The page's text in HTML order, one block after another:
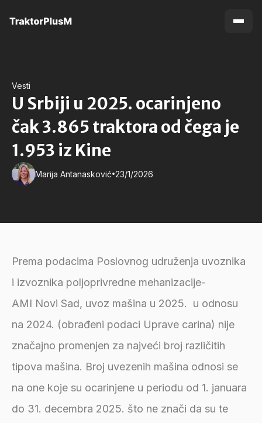
Vesti
U Srbiji u 2025. ocarinjeno
čak 3.865 traktora od čega je
1.953 iz Kine
Marija Antanasković•23/1/2026
Prema podacima Poslovnog udruženja uvoznika
i izvoznika poljoprivredne mehanizacije-
AMI Novi Sad, uvoz mašina u 2025. u odnosu
na 2024. (obrađeni podaci Uprave carina) nije
značajno promenjen za najveći broj različitih
tipova mašina. Broj uvezenih mašina odnosi se
na one koje su ocarinjene u periodu od 1. januara
do 31. decembra 2025. što ne znači da su te